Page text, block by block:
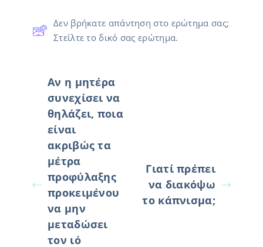
Δεν βρήκατε απάντηση στο ερώτημα σας;
Στείλτε το δικό σας ερώτημα.
Αν η μητέρα
συνεχίσει να
θηλάζει, ποια
είναι
ακριβώς τα
μέτρα
προφύλαξης
προκειμένου
να μην
μεταδώσει
τον ιό
Γιατί πρέπει
να διακόψω
το κάπνισμα;